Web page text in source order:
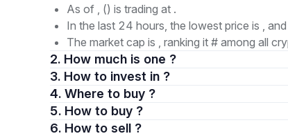
As of , () is trading at .
In the last 24 hours, the lowest price is ,
The market cap is , ranking it # among all
2. How much is one ?
3. How to invest in ?
4. Where to buy ?
5. How to buy ?
6. How to sell ?